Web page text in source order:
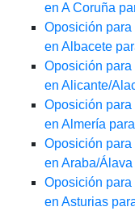
en A Coruña
Oposición
en Albacete
Oposición
en Alicante/
Oposición
en Almería
Oposición
en Araba/
Oposición
en Asturias